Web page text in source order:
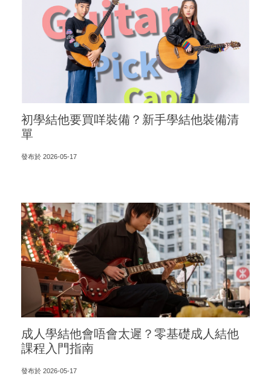
初學結他要買咩裝備？新手學結他裝備清
單
發布於 2026-05-17
成人學結他會唔會太遲？零基礎成人結他
課程入門指南
發布於 2026-05-17